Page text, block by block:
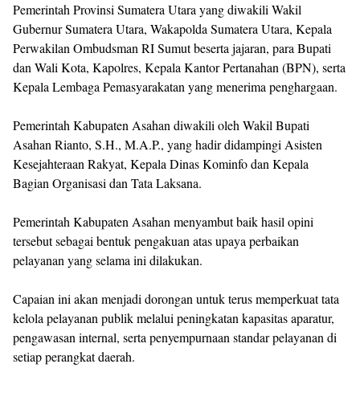
Pemerintah Provinsi Sumatera Utara yang diwakili Wakil
Gubernur Sumatera Utara, Wakapolda Sumatera Utara, Kepala
Perwakilan Ombudsman RI Sumut beserta jajaran, para Bupati
dan Wali Kota, Kapolres, Kepala Kantor Pertanahan (BPN), serta
Kepala Lembaga Pemasyarakatan yang menerima penghargaan.
Pemerintah Kabupaten Asahan diwakili oleh Wakil Bupati
Asahan Rianto, S.H., M.A.P., yang hadir didampingi Asisten
Kesejahteraan Rakyat, Kepala Dinas Kominfo dan Kepala
Bagian Organisasi dan Tata Laksana.
Pemerintah Kabupaten Asahan menyambut baik hasil opini
tersebut sebagai bentuk pengakuan atas upaya perbaikan
pelayanan yang selama ini dilakukan.
Capaian ini akan menjadi dorongan untuk terus memperkuat tata
kelola pelayanan publik melalui peningkatan kapasitas aparatur,
pengawasan internal, serta penyempurnaan standar pelayanan di
setiap perangkat daerah.